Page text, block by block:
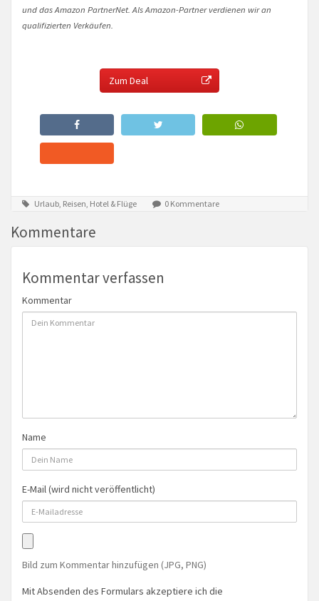
und das Amazon PartnerNet. Als Amazon-Partner verdienen wir an
qualifizierten Verkäufen.
Zum Deal
Urlaub, Reisen, Hotel & Flüge 0 Kommentare
Kommentare
Kommentar verfassen
Kommentar
Name
E-Mail (wird nicht veröffentlicht)
Bild zum Kommentar hinzufügen (JPG, PNG)
Mit Absenden des Formulars akzeptiere ich die